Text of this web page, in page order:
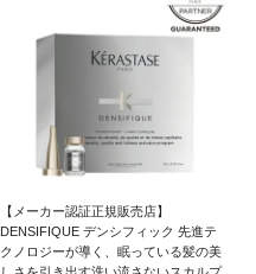
【メーカー認証正規販売店】
DENSIFIQUE デンシフィック 先進テ
クノロジーが導く、眠っている髪の美